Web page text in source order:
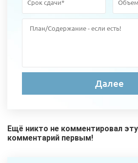
Ещё никто не комментировал
комментарий первым!